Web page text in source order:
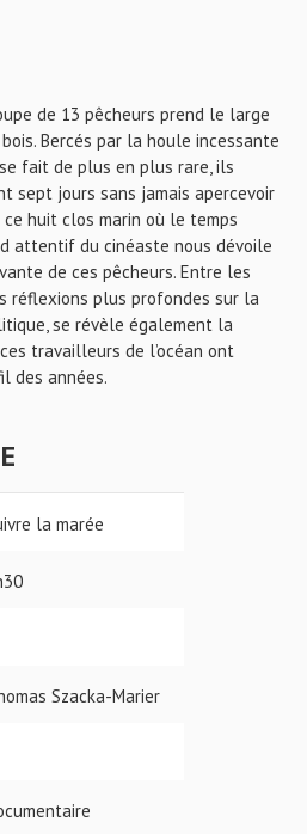
de 13 pêcheurs prend le large
Bercés par la houle incessante
fait de plus en plus rare, ils
sept jours sans jamais apercevoir
huit clos marin où le temps
attentif du cinéaste nous dévoile
de ces pêcheurs. Entre les
réflexions plus profondes sur la
se révèle également la
travailleurs de l’océan ont
des années.
la marée
Szacka-Marier